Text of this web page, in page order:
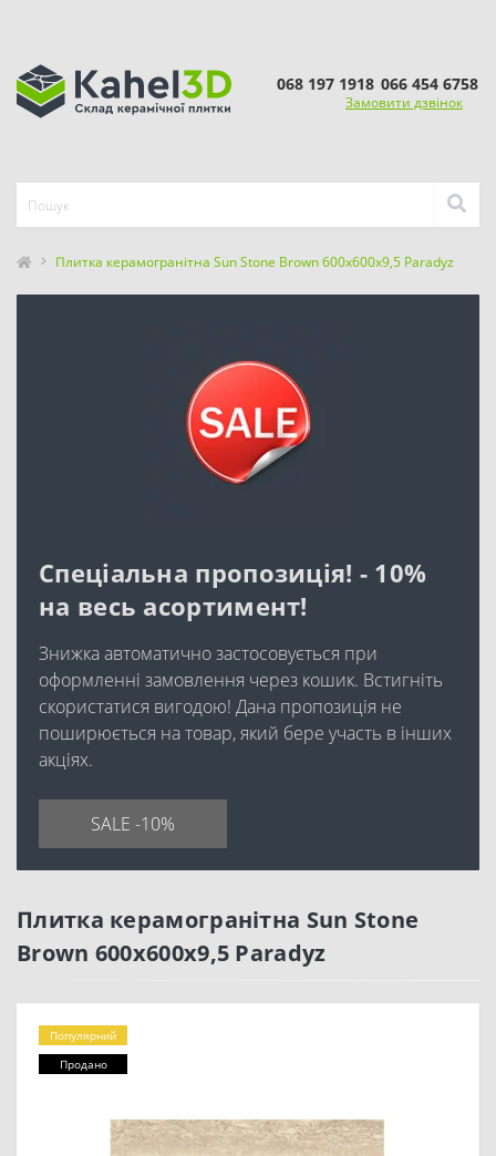
068 197 1918 066 454 6758
Замовити дзвінок
Плитка керамогранітна Sun Stone Brown 600x600x9,5 Paradyz
Спеціальна пропозиція! - 10%
на весь асортимент!
Знижка автоматично застосовується при
оформленні замовлення через кошик. Встигніть
скористатися вигодою! Дана пропозиція не
поширюється на товар, який бере участь в інших
акціях.
SALE -10%
Плитка керамогранітна Sun Stone
Brown 600x600x9,5 Paradyz
Популярний
Продано